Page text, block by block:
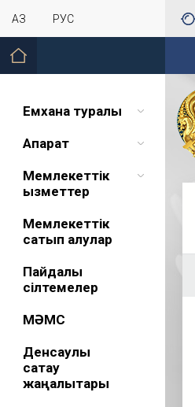
ҚАЗ РУС
Емхана туралы
Ақпарат
Мемлекеттік
қызметтер
Мемлекеттік
сатып алулар
Пайдалы
сілтемелер
МӘМС
Денсаулық
сақтау
жаңалықтары